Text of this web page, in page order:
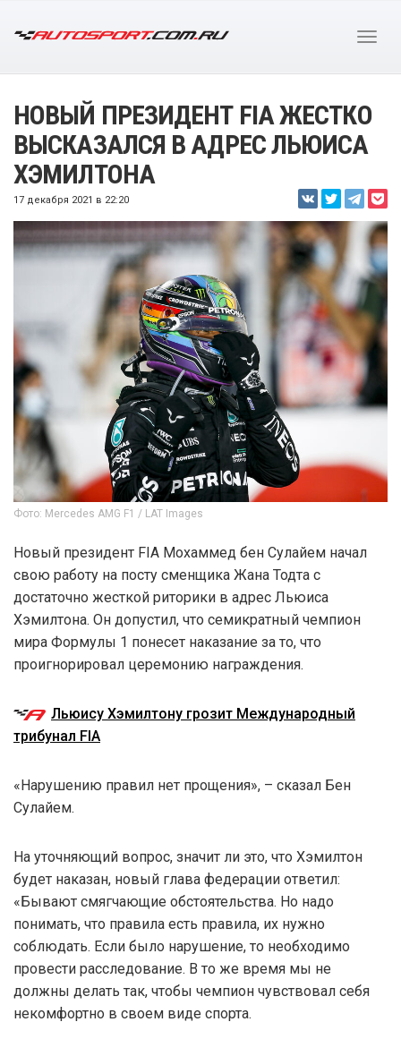
НОВЫЙ ПРЕЗИДЕНТ FIA ЖЕСТКО
ВЫСКАЗАЛСЯ В АДРЕС ЛЬЮИСА
ХЭМИЛТОНА
17 декабря 2021 в 22:20
Фото: Mercedes AMG F1 / LAT Images
Новый президент FIA Мохаммед бен Сулайем начал
свою работу на посту сменщика Жана Тодта с
достаточно жесткой риторики в адрес Льюиса
Хэмилтона. Он допустил, что семикратный чемпион
мира Формулы 1 понесет наказание за то, что
проигнорировал церемонию награждения.
Льюису Хэмилтону грозит Международный
трибунал FIA
«Нарушению правил нет прощения», – сказал Бен
Сулайем.
На уточняющий вопрос, значит ли это, что Хэмилтон
будет наказан, новый глава федерации ответил:
«Бывают смягчающие обстоятельства. Но надо
понимать, что правила есть правила, их нужно
соблюдать. Если было нарушение, то необходимо
провести расследование. В то же время мы не
должны делать так, чтобы чемпион чувствовал себя
некомфортно в своем виде спорта.